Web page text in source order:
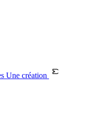
Une création